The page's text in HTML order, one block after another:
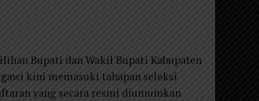
Bupati dan Wakil Bupati Kabupaten
kini memasuki tahapan seleksi
yang secara resmi diumumkan